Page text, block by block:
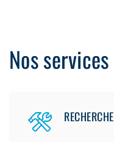
Nos